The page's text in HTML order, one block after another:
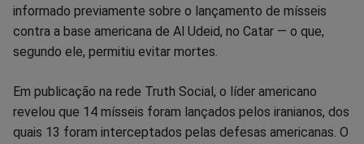
informado previamente sobre o lançamento de mísseis
contra a base americana de Al Udeid, no Catar — o que,
segundo ele, permitiu evitar mortes.
Em publicação na rede Truth Social, o líder americano
revelou que 14 mísseis foram lançados pelos iranianos, dos
quais 13 foram interceptados pelas defesas americanas. O